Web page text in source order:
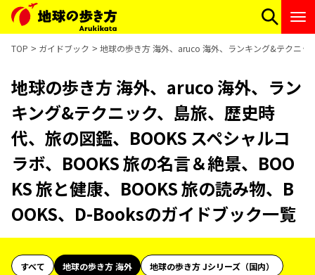
TOP ガイドブック 地球の歩き方 海外、aruco 海外、ランキング&テクニッ
地球の歩き方 海外、aruco 海外、ラン
キング&テクニック、島旅、歴史時
代、旅の図鑑、BOOKS スペシャルコ
ラボ、BOOKS 旅の名言＆絶景、BOO
KS 旅と健康、BOOKS 旅の読み物、B
OOKS、D-Booksのガイドブック一覧
すべて 地球の歩き方 海外
地球の歩き方 Jシリーズ（国内）